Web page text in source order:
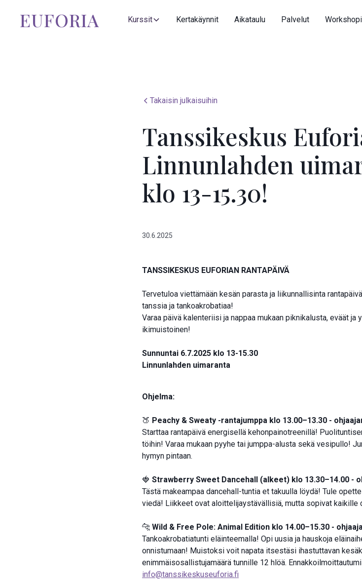
EUFORIA Kurssit Kertakäynnit Aikataulu Palvelut
Takaisin julkaisuihin
Tanssikeskus
Linnunlahden
klo 13-15.30!
30.6.2025
TANSSIKESKUS EUFORIAN RANTAPÄIVÄ
Tervetuloa viettämään kesän parasta ja liikunnallisinta
tanssia ja tankoakrobatiaa!
Varaa päivä kalenteriisi ja nappaa mukaan piknikalusta, eväät
ikimuistoinen!
Sunnuntai 6.7.2025 klo 13-15.30
Linnunlahden uimaranta
Ohjelma:
🍑 Peachy & Sweaty -rantajumppa klo 13.00–13.30 -
Starttaa rantapäivä energisellä kehonpainotreenillä!
töihin! Varaa mukaan pyyhe tai jumppa-alusta sekä vesipullo!
hymyn pintaan.
🍓 Strawberry Sweet Dancehall (alkeet) klo 13.30–14.00 -
Tästä makeampaa dancehall-tuntia et takuulla löydä! Tule
viedä! Liikkeet ovat aloittelijaystävällisiä, mutta sopivat kaikille
🐆 Wild & Free Pole: Animal Edition klo 14.00–15.30 -
Tankoakrobatiatunti eläinteemalla! Opi uusia ja hauskoja
onnistumaan! Muistoksi voit napata itsestäsi ihastuttavan
enimmäisosallistujamäärä tunnille 12 hlöä.
info@tanssikeskuseuforia.fi